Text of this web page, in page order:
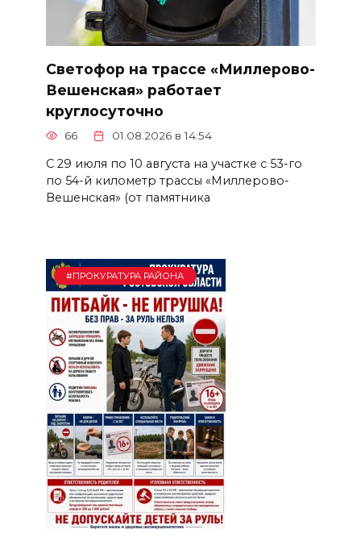
Светофор на трассе «Миллерово-
Вешенская» работает
круглосуточно
66 01.08.2026 в 14:54
С 29 июля по 10 августа на участке с 53-го
по 54-й километр трассы «Миллерово-
Вешенская» (от памятника
#ПРОКУРАТУРА РАЙОНА